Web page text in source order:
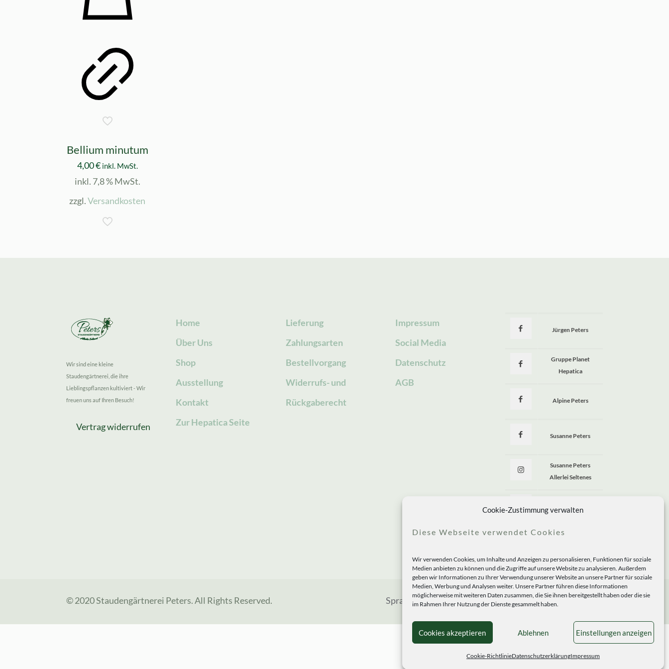
Cookie-Zustimmung verwalten
Diese Webseite verwendet Cookies
Wir verwenden Cookies, um Inhalte und Anzeigen zu personalisieren, Funktionen für soziale
Medien anbieten zu können und die Zugriffe auf unsere Website zu analysieren. Außerdem
geben wir Informationen zu Ihrer Verwendung unserer Website an unsere Partner für soziale
Medien, Werbung und Analysen weiter. Unsere Partner führen diese Informationen
möglicherweise mit weiteren Daten zusammen, die Sie ihnen bereitgestellt haben oder die sie
im Rahmen Ihrer Nutzung der Dienste gesammelt haben.
Cookies akzeptieren Ablehnen Einstellungen anzeigen
Cookie-RichtlinieDatenschutzerklärungImpressum
Bellium minutum
4,00€ inkl. MwSt.
inkl. 7,8 % MwSt.
zzgl.Versandkosten
Wir sind eine kleine
Staudengärtnerei, die ihre
Lieblingspflanzen kultiviert - Wir
freuen uns auf Ihren Besuch!
Vertrag widerrufen
Home
Über Uns
Shop
Ausstellung
Kontakt
Zur Hepatica Seite
Lieferung
Zahlungsarten
Bestellvorgang
Widerrufs- und
Rückgaberecht
Impressum
Social Media
Datenschutz
AGB
Jürgen Peters
Gruppe Planet
Hepatica
Alpine Peters
Susanne Peters
Susanne Peters
Allerlei Seltenes
Allerlei Seltenes
© 2020 Staudengärtnerei Peters. All Rights Reserved. Sprachen